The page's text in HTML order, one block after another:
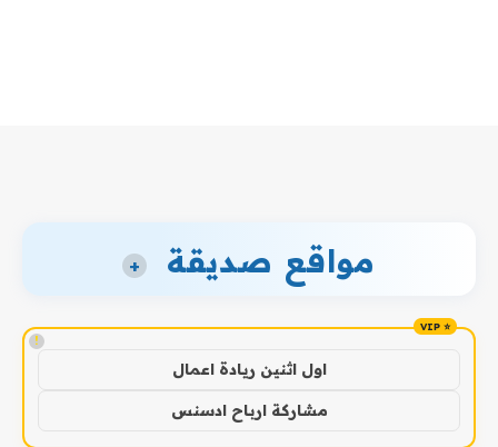
مواقع صديقة +
!
اول اثنين ريادة اعمال
مشاركة ارباح ادسنس